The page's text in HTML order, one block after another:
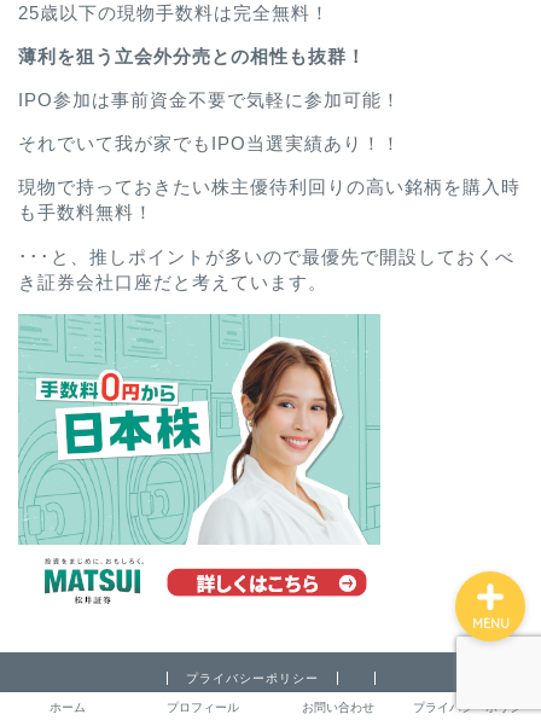
25歳以下の現物手数料は完全無料！
薄利を狙う立会外分売との相性も抜群！
IPO参加は事前資金不要で気軽に参加可能！
それでいて我が家でもIPO当選実績あり！！
現物で持っておきたい株主優待利回りの高い銘柄を購入時
も手数料無料！
･･･と、推しポイントが多いので最優先で開設しておくべ
き証券会社口座だと考えています。
プライバシーポリシー
2022–2026 とりあえず退職しちゃいました実録
ホーム プロフィール お問い合わせ プライバシーポリシー
MENU
プロフィール
お問い合わせ
プライバシーポリシー